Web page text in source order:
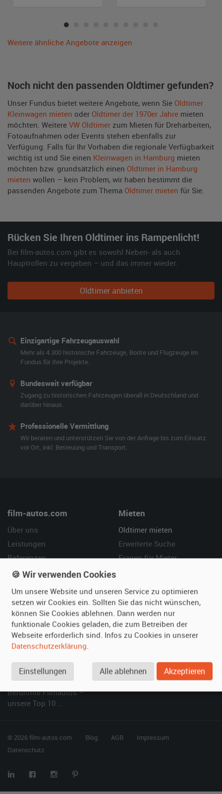
Weitere ähnliche Angebote anzeigen
Noch nicht den passenden Oldtimer gefunden?
Unser Fundus bietet weitere Angebote, wenn Sie Oldtimer
Kleinwagen mieten oder Oldtimer der 1970er Jahre mieten
möchten. Weitere VW Oldtimer zum Mieten für Dreharbeiten,
Fotoaufnahmen oder Events stehen ebenfalls zur
Verfügung. Falls für Ihr Vorhaben die regionale Verfügbarkeit
wichtig ist und Sie einen Kleinwagen in Hamburg mieten
möchten bzw. grundsätzlich einen Oldtimer in Hamburg
mieten wollen – kein Problem, wir haben bestimmt die
passenden Angebote zum Thema Oldtimer mieten für Sie.
Rücken Sie Ihren Oldtimer ins Rampenlicht!
Bei film-autos.com gibt es sowohl Neben- als auch
Hauptrollen zu vergeben – und das immer wieder.
Oldtimer anbieten
Einzigartige Fahrzeugauswahl
Mehr als 4.300 historische Fahrzeuge, Boote und Flugzeuge im
Fundus für Ihre Projekte.
Bundesweit verfügbar
Zugang zu historischen Fahrzeugen überall in Deutschland und
darüber hinaus.
Professionelle Vermittlung
Wir beraten und unterstützen Sie von der Anfrage bis zum Einsatz
vor Ort, inkl. Betreuung und Transport.
film-autos.com
Über uns
Leistungen
Referenzen
Kundenmeinungen
Mieten
Oldtimer mieten
Erweiterte Suche
Fragen für Mieter
Vermieten
Oldtimer anmelden
Fotos senden
Fragen für Vermieter
Hilfe
Häufige Fragen (FAQ)
So funktioniert's
SPECIAL
Berühmte Filmautos –
unsere Top 10 ...
© 2026 film-autos.com Blog AGB
Impressum
Datenschutz
🍪 Wir verwenden Cookies
Um unsere Website und unseren Service zu optimieren
setzen wir Cookies ein. Sollten Sie das nicht wünschen,
können Sie Cookies ablehnen. Dann werden nur
funktionale Cookies geladen, die zum Betreiben der
Webseite erforderlich sind. Infos zu Cookies in unserer
Datenschutzerklärung.
Einstellungen Alle ablehnen Akzeptieren